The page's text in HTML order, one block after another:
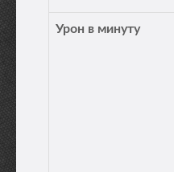
Урон в минуту